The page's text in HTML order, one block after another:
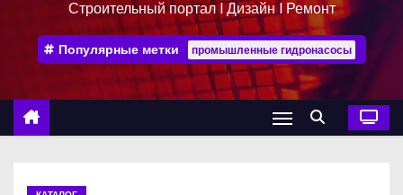
е
Строительный портал l Дизайн l Ремонт
Популярные метки промышленные гидронасосы